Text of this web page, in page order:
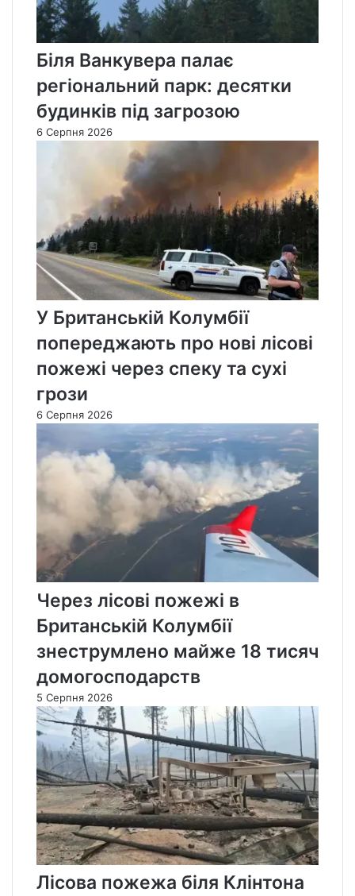
Біля Ванкувера палає
регіональний парк: десятки
будинків під загрозою
6 Серпня 2026
У Британській Колумбії
попереджають про нові лісові
пожежі через спеку та сухі
грози
6 Серпня 2026
Через лісові пожежі в
Британській Колумбії
знеструмлено майже 18 тисяч
домогосподарств
5 Серпня 2026
Лісова пожежа біля Клінтона